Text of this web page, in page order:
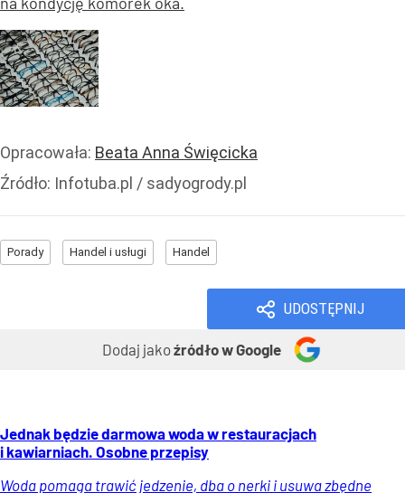
Opracowała: Beata Anna Święcicka
Źródło: Infotuba.pl / sadyogrody.pl
Porady Handel i usługi Handel
UDOSTĘPNIJ
Dodaj jakoźródło w Google
Jednak będzie darmowa woda w restauracjach
i kawiarniach. Osobne przepisy
Woda pomaga trawić jedzenie, dba o nerki i usuwa zbędne